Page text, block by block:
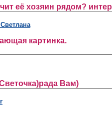
её хозяин рядом?
картинка.
Вам)